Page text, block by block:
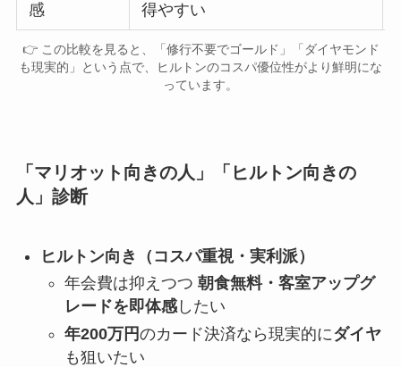
感
得やすい
👉 この比較を見ると、「修行不要でゴールド」「ダイヤモンド
も現実的」という点で、ヒルトンのコスパ優位性がより鮮明にな
っています。
「マリオット向きの人」「ヒルトン向きの
人」診断
ヒルトン向き（コスパ重視・実利派）
年会費は抑えつつ 朝食無料・客室アップグ
レードを即体感したい
年200万円のカード決済なら現実的にダイヤ
も狙いたい